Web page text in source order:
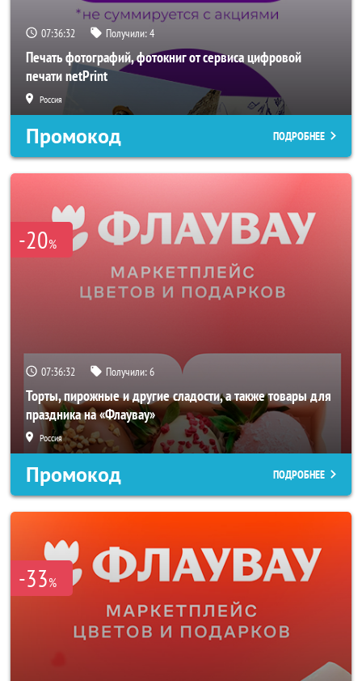
07:36:30 Получили:4
Печать фотографий, фотокниг от сервиса цифровой
печати netPrint
Россия
Промокод ПОДРОБНЕЕ
-20%
07:36:30 Получили:6
Торты, пирожные и другие сладости, а также товары для
праздника на «Флаувау»
Россия
Промокод ПОДРОБНЕЕ
-33%